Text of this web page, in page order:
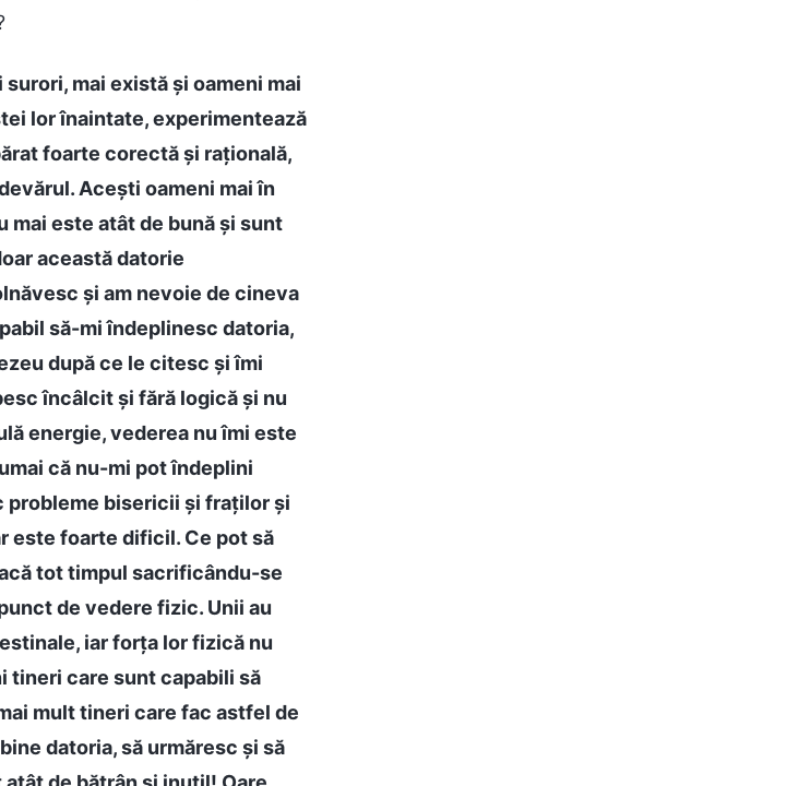
mai există și oameni mai
lor înaintate, experimentează
foarte corectă și rațională,
Acești oameni mai în
mai este atât de bună și sunt
această datorie
și am nevoie de cineva
să-mi îndeplinesc datoria,
după ce le citesc și îmi
încâlcit și fără logică și nu
energie, vederea nu îmi este
că nu-mi pot îndeplini
probleme bisericii și fraților și
este foarte dificil. Ce pot să
tot timpul sacrificându-se
de vedere fizic. Unii au
iar forța lor fizică nu
tineri care sunt capabili să
mult tineri care fac astfel de
datoria, să urmăresc și să